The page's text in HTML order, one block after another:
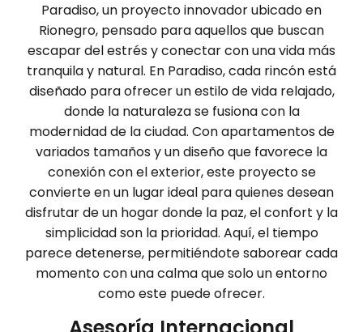
Paradiso, un proyecto innovador ubicado en
Rionegro, pensado para aquellos que buscan
escapar del estrés y conectar con una vida más
tranquila y natural. En Paradiso, cada rincón está
diseñado para ofrecer un estilo de vida relajado,
donde la naturaleza se fusiona con la
modernidad de la ciudad. Con apartamentos de
variados tamaños y un diseño que favorece la
conexión con el exterior, este proyecto se
convierte en un lugar ideal para quienes desean
disfrutar de un hogar donde la paz, el confort y la
simplicidad son la prioridad. Aquí, el tiempo
parece detenerse, permitiéndote saborear cada
momento con una calma que solo un entorno
como este puede ofrecer.